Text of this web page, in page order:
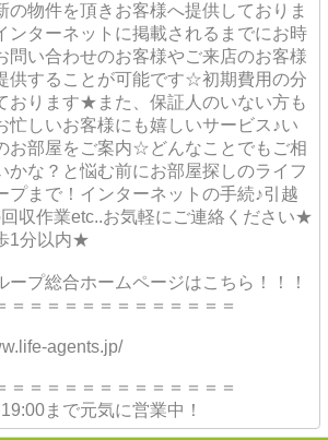
の物件を頂きお客様へ提供しておりま
ンターネットに掲載されるまでにお時
問い合わせのお客様やご来店のお客様
供することが可能です☆初期費用の分
おります★また、保証人のいない方も
忙しいお客様にも嬉しいサービス♪い
お部屋をご案内☆どんなことでもご相
かな？と悩む前にお部屋探しのライフ
プまで！インターネットの手続♪引越
収作業etc..お気軽にご連絡ください★
1分以内★
ープ総合ホームページはこちら！！！
＝＝＝＝＝＝＝＝＝＝＝＝＝
agents.jp/
＝＝＝＝＝＝＝＝＝＝＝＝＝
まで元気に営業中！